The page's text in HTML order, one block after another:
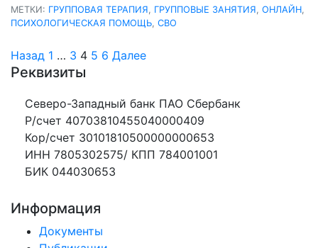
МЕТКИ: ГРУППОВАЯ ТЕРАПИЯ, ГРУППОВЫЕ ЗАНЯТИЯ, ОНЛАЙН,
ПСИХОЛОГИЧЕСКАЯ ПОМОЩЬ, СВО
Назад 1 … 3 4 5 6 Далее
Реквизиты
Северо-Западный банк ПАО Сбербанк
Р/счет 40703810455040000409
Кор/счет 30101810500000000653
ИНН 7805302575/ КПП 784001001
БИК 044030653
Информация
Документы